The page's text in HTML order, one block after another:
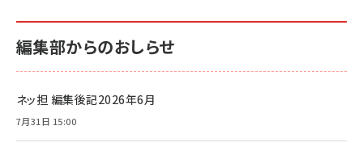
編集部からのおしらせ
ネッ担 編集後記2026年6月
7月31日 15:00